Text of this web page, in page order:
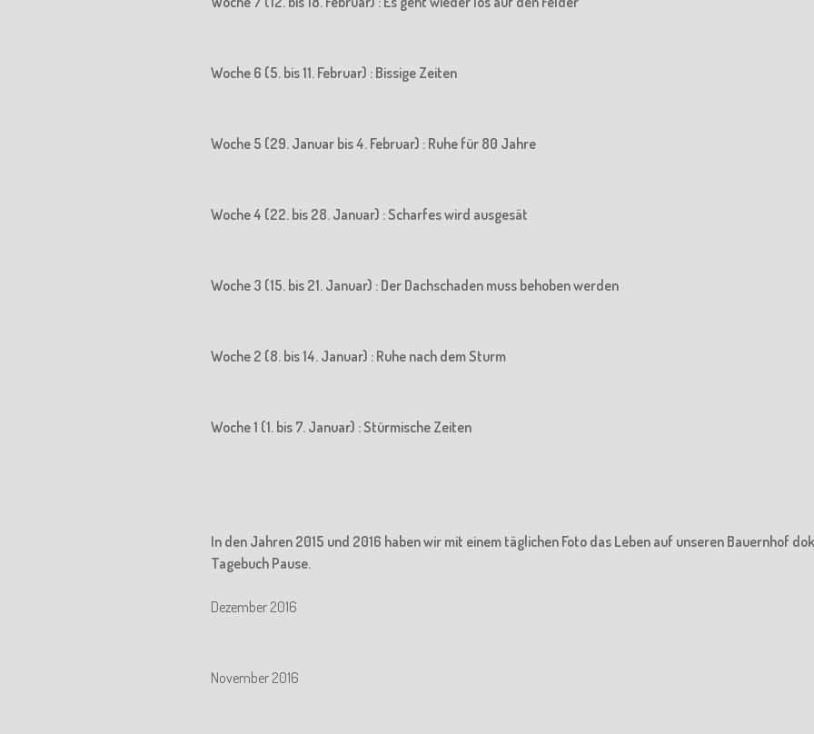
Woche 6 (5. bis 11. Februar) : Bissige Zeiten
Woche 5 (29. Januar bis 4. Februar) : Ruhe für 80 Jahre
Woche 4 (22. bis 28. Januar) : Scharfes wird ausgesät
Woche 3 (15. bis 21. Januar) : Der Dachschaden muss behoben werden
Woche 2 (8. bis 14. Januar) : Ruhe nach dem Sturm
Woche 1 (1. bis 7. Januar) : Stürmische Zeiten
In den Jahren 2015 und 2016 haben wir mit einem täglichen Foto das Leben auf unseren Bauernhof
Tagebuch Pause.
Dezember 2016
November 2016